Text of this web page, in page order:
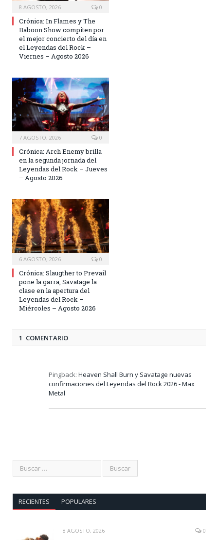
8 AGOSTO, 2026 0
Crónica: In Flames y The
Baboon Show compiten por
el mejor concierto del día en
el Leyendas del Rock –
Viernes – Agosto 2026
7 AGOSTO, 2026 0
Crónica: Arch Enemy brilla
en la segunda jornada del
Leyendas del Rock – Jueves
– Agosto 2026
6 AGOSTO, 2026 0
Crónica: Slaugther to Prevail
pone la garra, Savatage la
clase en la apertura del
Leyendas del Rock –
Miércoles – Agosto 2026
1 COMENTARIO
Pingback: Heaven Shall Burn y Savatage nuevas
confirmaciones del Leyendas del Rock 2026 - Max
Metal
RECIENTES POPULARES
8 AGOSTO, 2026 0